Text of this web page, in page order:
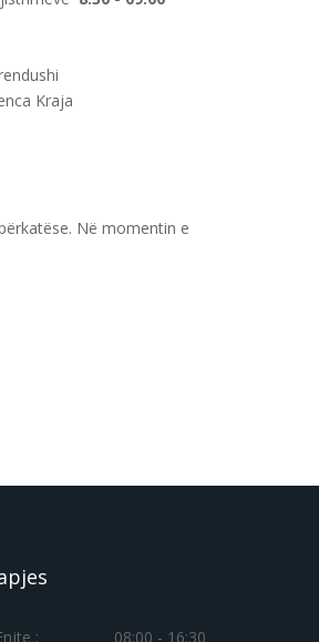
Kraja
Në momentin e
: 08:00 - 16:30